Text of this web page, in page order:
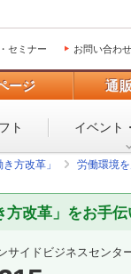
セミナー お問い合わせ
ージ 通
ト イベント・
方改革」
労働環境
改革」をお手
サイドビジネスセンタ